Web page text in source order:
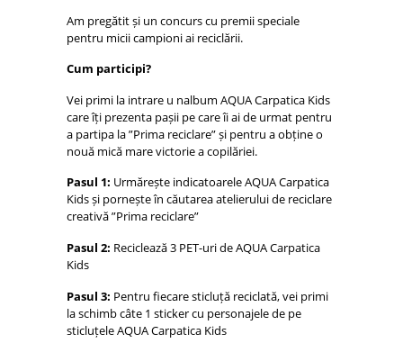
Am pregătit și un concurs cu premii speciale
pentru micii campioni ai reciclării.
Cum participi?
Vei primi la intrare u nalbum AQUA Carpatica Kids
care îți prezenta pașii pe care îi ai de urmat pentru
a partipa la ”Prima reciclare” și pentru a obține o
nouă mică mare victorie a copilăriei.
Pasul 1: Urmărește indicatoarele AQUA Carpatica
Kids și pornește în căutarea atelierului de reciclare
creativă ”Prima reciclare”
Pasul 2: Reciclează 3 PET-uri de AQUA Carpatica
Kids
Pasul 3: Pentru fiecare sticluță reciclată, vei primi
la schimb câte 1 sticker cu personajele de pe
sticluțele AQUA Carpatica Kids